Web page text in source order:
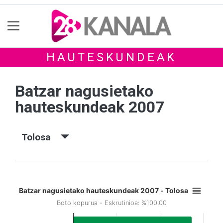
HAUTESKUNDEAK
Batzar nagusietako
hauteskundeak 2007
Tolosa
Batzar nagusietako hauteskundeak 2007 - Tolosa
Boto kopurua - Eskrutinioa: %100,00